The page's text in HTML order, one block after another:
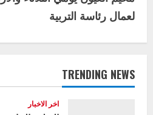
i
n
u
e
لعمال رئاسة التربية
TRENDING NEWS
يوليو 29, 2026
1
اخر الاخبار
اخر الاخبار